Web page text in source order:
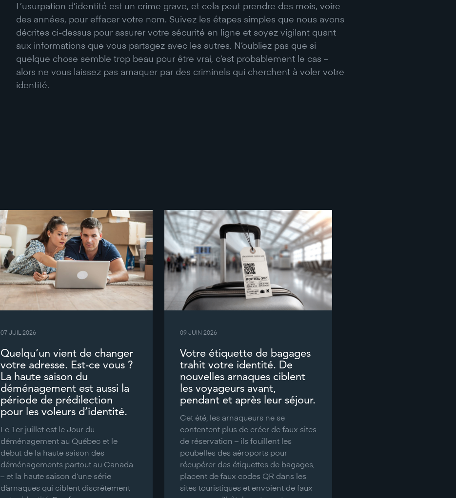
L’usurpation d’identité est un crime grave, et cela peut prendre des mois, voire
des années, pour effacer votre nom. Suivez les étapes simples que nous avons
décrites ci-dessus pour assurer votre sécurité en ligne et soyez vigilant quant
aux informations que vous partagez avec les autres. N’oubliez pas que si
quelque chose semble trop beau pour être vrai, c’est probablement le cas –
alors ne vous laissez pas arnaquer par des criminels qui cherchent à voler votre
identité.
07 JUIL 2026
Quelqu’un vient de changer
votre adresse. Est-ce vous ?
La haute saison du
déménagement est aussi la
période de prédilection
pour les voleurs d’identité.
Le 1er juillet est le Jour du
déménagement au Québec et le
début de la haute saison des
déménagements partout au Canada
– et la haute saison d’une série
d’arnaques qui ciblent discrètement
09 JUIN 2026
Votre étiquette de bagages
trahit votre identité. De
nouvelles arnaques ciblent
les voyageurs avant,
pendant et après leur séjour.
Cet été, les arnaqueurs ne se
contentent plus de créer de faux sites
de réservation – ils fouillent les
poubelles des aéroports pour
récupérer des étiquettes de bagages,
placent de faux codes QR dans les
sites touristiques et envoient de faux